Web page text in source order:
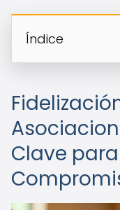
Índice
Clave